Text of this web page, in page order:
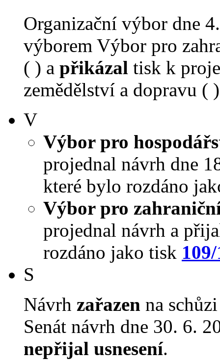
Organizační výbor dne
výborem Výbor pro
( ) a přikázal tisk k
zemědělství a dopravu (
V
Výbor pro
projednal návrh dne
které bylo rozdáno
Výbor pro
projednal návrh a
rozdáno jako tisk
S
Návrh zařazen na
Senát návrh dne 30. 6.
nepřijal usnesení.